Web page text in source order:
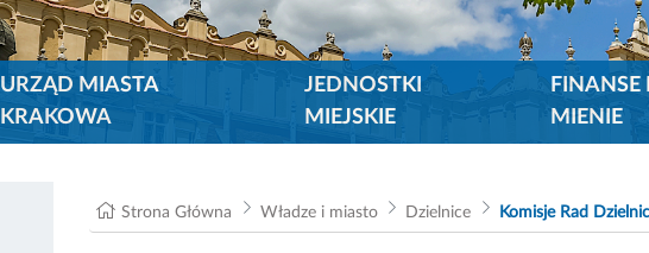
URZĄD MIASTA
KRAKOWA
JEDNOSTKI
MIEJSKIE
FINANSE I
MIENIE
Strona Główna Władze i miasto Dzielnice Komisje Rad Dzielnic